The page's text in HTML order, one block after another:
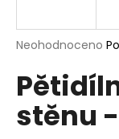
Průměrné
produktu
je
z
Neohodnoceno
stěnu
j
t
?